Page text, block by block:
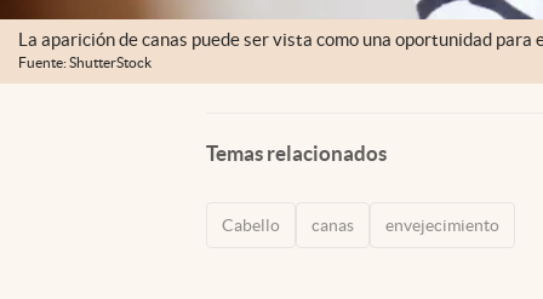
La aparición de canas puede ser vista como una oportunidad
Fuente: ShutterStock
Temas relacionados
Cabello canas envejecimiento